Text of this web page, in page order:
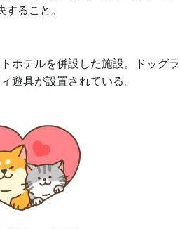
ること。
ホテルを併設した施設。ドッグラ
遊具が設置されている。